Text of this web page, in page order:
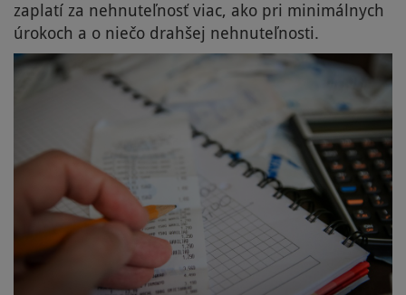
zaplatí za nehnuteľnosť viac, ako pri minimálnych
úrokoch a o niečo drahšej nehnuteľnosti.